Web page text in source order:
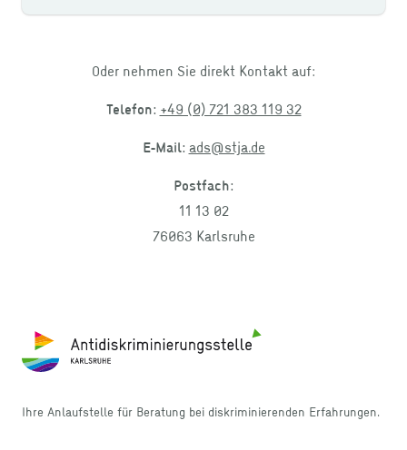
Oder nehmen Sie direkt Kontakt auf:
Telefon: +49 (0) 721 383 119 32
E‑Mail: ads@stja.de
Postfach:
11 13 02
76063 Karlsruhe
Ihre Anlaufstelle für Beratung bei diskriminierenden Erfahrungen.